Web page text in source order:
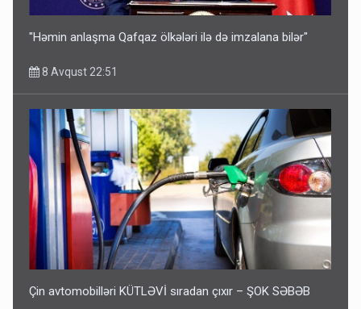
"Həmin anlaşma Qafqaz ölkələri ilə də imzalana bilər"
8 Avqust 22:51
Çin avtomobilləri KÜTLƏVİ sıradan çıxır – ŞOK SƏBƏB